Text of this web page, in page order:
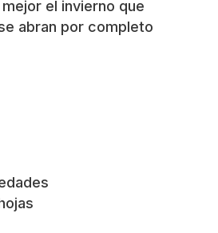
el invierno que
abran por completo